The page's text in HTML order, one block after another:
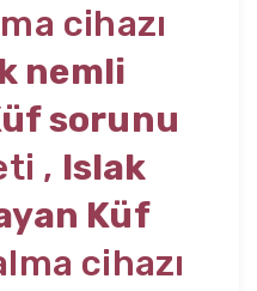
cihazı
nemli
sorunu
, Islak
Küf
cihazı